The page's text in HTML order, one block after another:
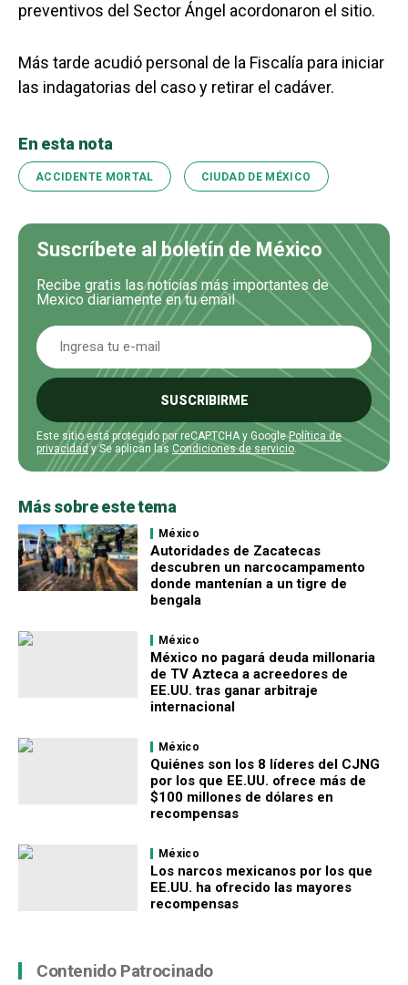
preventivos del Sector Ángel acordonaron el sitio.
Más tarde acudió personal de la Fiscalía para iniciar
las indagatorias del caso y retirar el cadáver.
En esta nota
ACCIDENTE MORTAL CIUDAD DE MÉXICO
Suscríbete al boletín de México
Recibe gratis las noticias más importantes de
Mexico diariamente en tu email
SUSCRIBIRME
Este sitio está protegido por reCAPTCHA y GooglePolítica de
privacidady Se aplican las Condiciones de servicio.
Más sobre este tema
México
Autoridades de Zacatecas
descubren un narcocampamento
donde mantenían a un tigre de
bengala
México
México no pagará deuda millonaria
de TV Azteca a acreedores de
EE.UU. tras ganar arbitraje
internacional
México
Quiénes son los 8 líderes del CJNG
por los que EE.UU. ofrece más de
$100 millones de dólares en
recompensas
México
Los narcos mexicanos por los que
EE.UU. ha ofrecido las mayores
recompensas
Contenido Patrocinado